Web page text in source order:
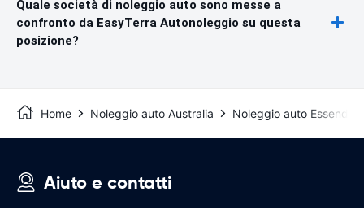
Quale società di noleggio auto sono messe a
confronto da EasyTerra Autonoleggio su questa
posizione?
Home Noleggio auto Australia Noleggio auto Essendon
Aiuto e contatti